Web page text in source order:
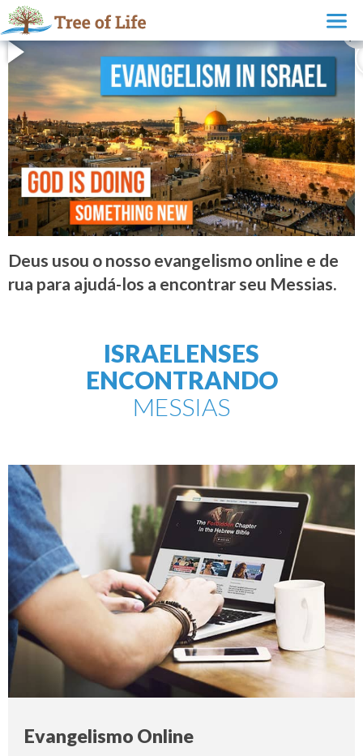
Deus usou o nosso evangelismo online e de
rua para ajudá-los a encontrar seu Messias.
ISRAELENSES
ENCONTRANDO
MESSIAS
Evangelismo Online